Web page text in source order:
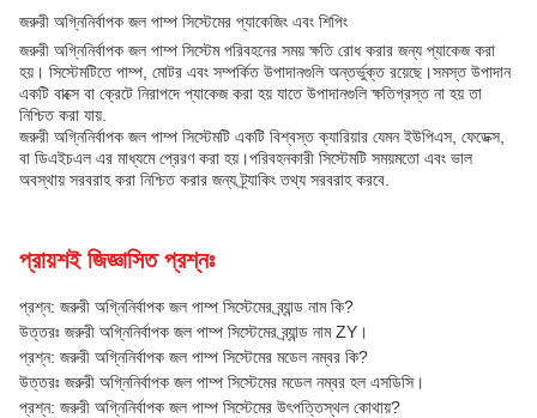
জরুরী অগ্নিনির্বাপক জল পাম্প সিস্টেমের প্যাকেজিং এবং শিপিং
জরুরী অগ্নিনির্বাপক জল পাম্প সিস্টেম পরিবহনের সময় ক্ষতি রোধ করার জন্য প্যাকেজ করা
হয়। সিস্টেমটিতে পাম্প, মোটর এবং সম্পর্কিত উপাদানগুলি অন্তর্ভুক্ত রয়েছে।সমস্ত উপাদান
একটি বাক্সে বা ক্রেটে নিরাপদে প্যাকেজ করা হয় যাতে উপাদানগুলি ক্ষতিগ্রস্ত না হয় তা
নিশ্চিত করা যায়.
জরুরী অগ্নিনির্বাপক জল পাম্প সিস্টেমটি একটি বিশ্বস্ত ক্যারিয়ার যেমন ইউপিএস, ফেডেক্স,
বা ডিএইচএল এর মাধ্যমে প্রেরণ করা হয়।পরিবহনকারী সিস্টেমটি সময়মতো এবং ভাল
অবস্থায় সরবরাহ করা নিশ্চিত করার জন্য ট্র্যাকিং তথ্য সরবরাহ করবে.
প্রায়শই জিজ্ঞাসিত প্রশ্নঃ
প্রশ্ন: জরুরী অগ্নিনির্বাপক জল পাম্প সিস্টেমের ব্র্যান্ড নাম কি?
উত্তরঃ জরুরী অগ্নিনির্বাপক জল পাম্প সিস্টেমের ব্র্যান্ড নাম ZY।
প্রশ্ন: জরুরী অগ্নিনির্বাপক জল পাম্প সিস্টেমের মডেল নম্বর কি?
উত্তরঃ জরুরী অগ্নিনির্বাপক জল পাম্প সিস্টেমের মডেল নম্বর হল এসডিসি।
প্রশ্ন: জরুরী অগ্নিনির্বাপক জল পাম্প সিস্টেমের উৎপত্তিস্থল কোথায়?